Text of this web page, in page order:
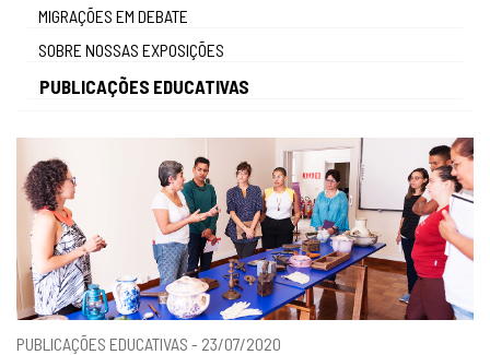
MIGRAÇÕES EM DEBATE
SOBRE NOSSAS EXPOSIÇÕES
PUBLICAÇÕES EDUCATIVAS
PUBLICAÇÕES EDUCATIVAS - 23/07/2020